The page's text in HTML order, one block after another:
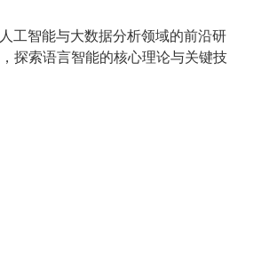
工智能与大数据分析领域的前沿研
探索语言智能的核心理论与关键技